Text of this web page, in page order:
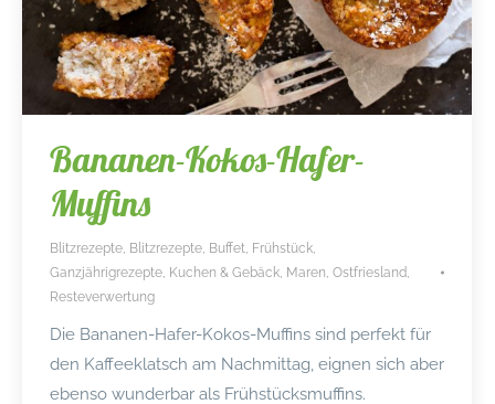
Bananen-Kokos-Hafer-
Muffins
Blitzrezepte Blitzrezepte Buffet Frühstück
Ganzjährigrezepte Kuchen & Gebäck Maren Ostfriesland
Resteverwertung
Die Bananen-Hafer-Kokos-Muffins sind perfekt für
den Kaffeeklatsch am Nachmittag, eignen sich aber
ebenso wunderbar als Frühstücksmuffins.